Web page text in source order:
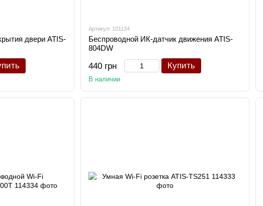
двери ATIS-
Артикул: 101134
Беспроводной ИК-датчик движения ATIS-
804DW
440 грн Купить
В наличии